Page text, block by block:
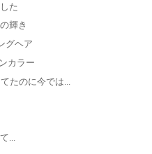
た
輝き
グヘア
カラー
たのに今では...
...